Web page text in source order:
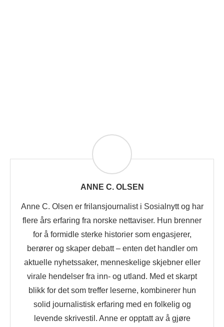
ANNE C. OLSEN
Anne C. Olsen er frilansjournalist i Sosialnytt og har
flere års erfaring fra norske nettaviser. Hun brenner
for å formidle sterke historier som engasjerer,
berører og skaper debatt – enten det handler om
aktuelle nyhetssaker, menneskelige skjebner eller
virale hendelser fra inn- og utland. Med et skarpt
blikk for det som treffer leserne, kombinerer hun
solid journalistisk erfaring med en folkelig og
levende skrivestil. Anne er opptatt av å gjøre